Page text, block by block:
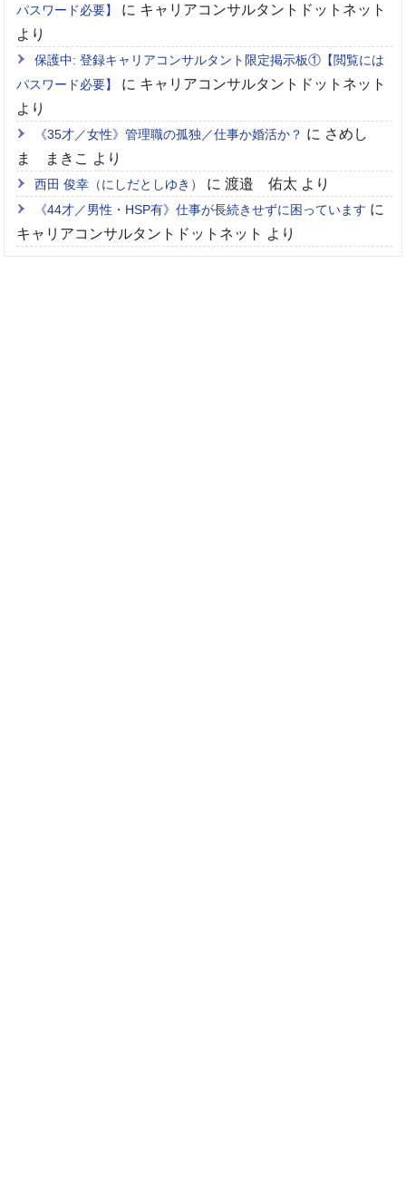
パスワード必要】
に キャリアコンサルタントドットネット
より
保護中: 登録キャリアコンサルタント限定掲示板①【閲覧には
パスワード必要】
に キャリアコンサルタントドットネット
より
《35才／女性》管理職の孤独／仕事か婚活か？ に さめし
ま まきこ より
西田 俊幸（にしだとしゆき） に渡邉 佑太 より
《44才／男性・HSP有》仕事が長続きせずに困っています に
キャリアコンサルタントドットネット より